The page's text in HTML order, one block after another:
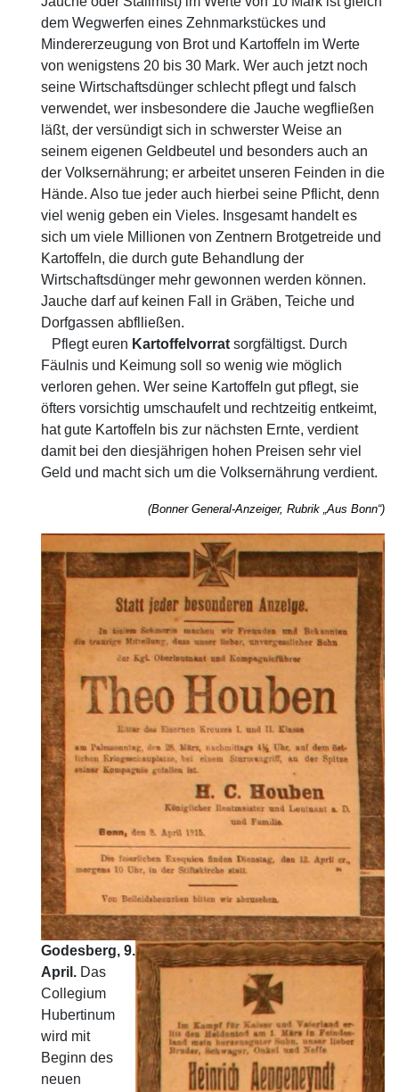
dem Wegwerfen eines Zehnmarkstückes und
Mindererzeugung von Brot und Kartoffeln im Werte
von wenigstens 20 bis 30 Mark. Wer auch jetzt noch
seine Wirtschaftsdünger schlecht pflegt und falsch
verwendet, wer insbesondere die Jauche wegfließen
läßt, der versündigt sich in schwerster Weise an
seinem eigenen Geldbeutel und besonders auch an
der Volksernährung; er arbeitet unseren Feinden in die
Hände. Also tue jeder auch hierbei seine Pflicht, denn
viel wenig geben ein Vieles. Insgesamt handelt es
sich um viele Millionen von Zentnern Brotgetreide und
Kartoffeln, die durch gute Behandlung der
Wirtschaftsdünger mehr gewonnen werden können.
Jauche darf auf keinen Fall in Gräben, Teiche und
Dorfgassen abflließen.
Pflegt euren Kartoffelvorrat sorgfältigst. Durch
Fäulnis und Keimung soll so wenig wie möglich
verloren gehen. Wer seine Kartoffeln gut pflegt, sie
öfters vorsichtig umschaufelt und rechtzeitig entkeimt,
hat gute Kartoffeln bis zur nächsten Ernte, verdient
damit bei den diesjährigen hohen Preisen sehr viel
Geld und macht sich um die Volksernährung verdient.
(Bonner General-Anzeiger, Rubrik „Aus Bonn“)
Godesberg, 9.
April. Das
Collegium
Hubertinum
wird mit
Beginn des
neuen